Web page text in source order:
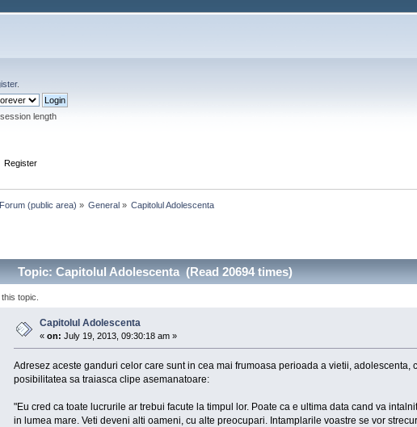
.
length
Register
(public area) » General » Capitolul Adolescenta
Topic: Capitolul Adolescenta (Read 20694 times)
topic.
Capitolul Adolescenta
«on: July 19, 2013, 09:30:18 am »
Adresez aceste ganduri celor care sunt in cea mai frumoasa perioada a vietii,
posibilitatea sa traiasca clipe asemanatoare:
"Eu cred ca toate lucrurile ar trebui facute la timpul lor. Poate ca e ultima data cand va
in lumea mare. Veti deveni alti oameni, cu alte preocupari. Intamplarile voastre se vor